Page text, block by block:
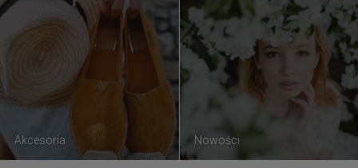
Akcesoria Nowości